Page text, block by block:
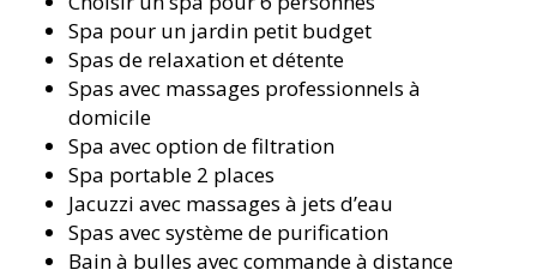
Spa pour un jardin petit budget
Spas de relaxation et détente
Spas avec massages professionnels à
domicile
Spa avec option de filtration
Spa portable 2 places
Jacuzzi avec massages à jets d’eau
Spas avec système de purification
Bain à bulles avec commande à distance